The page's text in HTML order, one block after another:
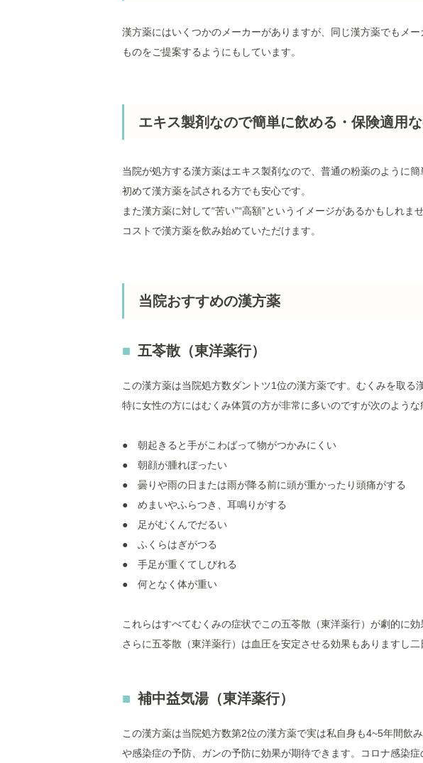
漢方薬にはいくつかのメーカーがありますが、同じ漢方薬でもメ
ものをご提案するようにもしています。
エキス製剤なので簡単に飲める・保険適用
当院が処方する漢方薬はエキス製剤なので、普通の粉薬のように簡
初めて漢方薬を試される方でも安心です。
また漢方薬に対して“苦い”“高額”というイメージがあるかもしれ
コストで漢方薬を飲み始めていただけます。
当院おすすめの漢方薬
五苓散（東洋薬行）
この漢方薬は当院処方数ダントツ1位の漢方薬です。むくみを取る
特に女性の方にはむくみ体質の方が非常に多いのですが次のよう
● 朝起きると手がこわばって物がつかみにくい
● 朝顔が腫れぼったい
● 曇りや雨の日または雨が降る前に頭が重かったり頭痛がする
● めまいやふらつき、耳鳴りがする
● 足がむくんでだるい
● ふくらはぎがつる
● 手足が重くてしびれる
● 何となく体が重い
これらはすべてむくみの症状でこの五苓散（東洋薬行）が劇的に効
さらに五苓散（東洋薬行）は血圧を安定させる効果もありますし二
補中益気湯（東洋薬行）
この漢方薬は当院処方数第2位の漢方薬で実は私自身も4~5年間飲
や感染症の予防、ガンの予防に効果が期待できます。コロナ感染